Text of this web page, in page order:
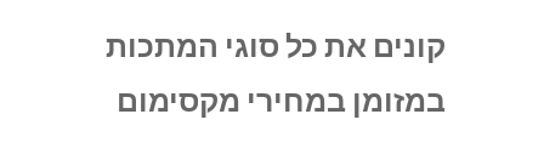
קונים את כל סוגי המתכות
במזומן במחירי מקסימום